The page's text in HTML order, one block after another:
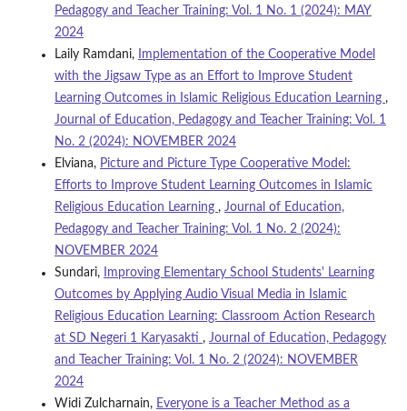
Pedagogy and Teacher Training: Vol. 1 No. 1 (2024): MAY
2024
Laily Ramdani,
Implementation of the Cooperative Model
with the Jigsaw Type as an Effort to Improve Student
Learning Outcomes in Islamic Religious Education Learning ,
Journal of Education, Pedagogy and Teacher Training: Vol. 1
No. 2 (2024): NOVEMBER 2024
Elviana, Picture and Picture Type Cooperative Model:
Efforts to Improve Student Learning Outcomes in Islamic
Religious Education Learning , Journal of Education,
Pedagogy and Teacher Training: Vol. 1 No. 2 (2024):
NOVEMBER 2024
Sundari,
Improving Elementary School Students' Learning
Outcomes by Applying Audio Visual Media in Islamic
Religious Education Learning: Classroom Action Research
at SD Negeri 1 Karyasakti , Journal of Education, Pedagogy
and Teacher Training: Vol. 1 No. 2 (2024): NOVEMBER
2024
Widi Zulcharnain, Everyone is a Teacher Method as a